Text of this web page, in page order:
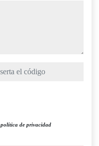
política de privacidad